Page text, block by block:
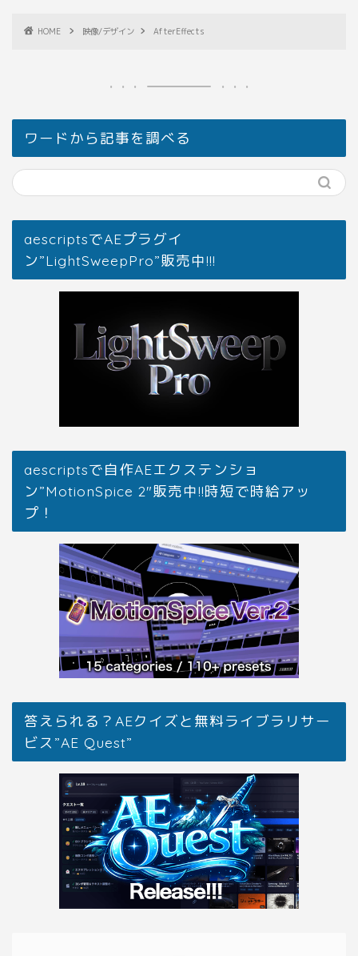
HOME 映像/デザイン AfterEffects
ワードから記事を調べる
aescriptsでAEプラグイ
ン”LightSweepPro”販売中!!!
aescriptsで自作AEエクステンショ
ン”MotionSpice 2″販売中!!時短で時給アッ
プ！
答えられる？AEクイズと無料ライブラリサー
ビス”AE Quest”